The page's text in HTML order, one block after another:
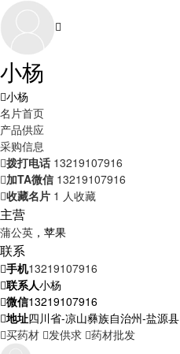
小杨
小杨
名片首页
产品供应
采购信息
拨打电话 13219107916
加TA微信 13219107916
收藏名片 1 人收藏
主营
蒲公英 ，苹果
联系
手机13219107916
联系人小杨
微信13219107916
地址四川省-凉山彝族自治州-盐源县
买药材 发供求 药材批发